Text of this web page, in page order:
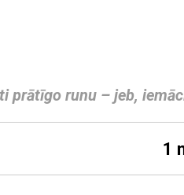
prātīgo runu – jeb,
1